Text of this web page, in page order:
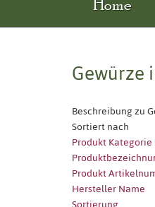
Home
Beschreibung zu
Sortiert nach
Produkt
Produkt
Hersteller Name